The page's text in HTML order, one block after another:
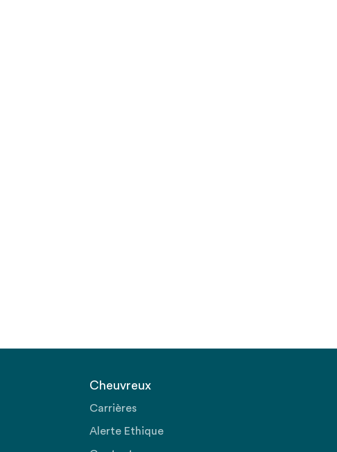
Cheuvreux
Carrières
Alerte Ethique